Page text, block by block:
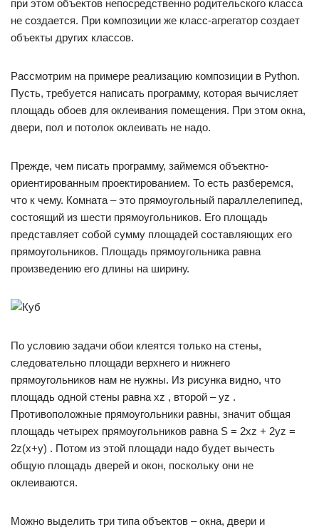
при этом объектов непосредственно родительского класса
не создается. При композиции же класс-агрегатор создает
объекты других классов.
Рассмотрим на примере реализацию композиции в Python.
Пусть, требуется написать программу, которая вычисляет
площадь обоев для оклеивания помещения. При этом окна,
двери, пол и потолок оклеивать не надо.
Прежде, чем писать программу, займемся объектно-
ориентированным проектированием. То есть разберемся,
что к чему. Комната – это прямоугольный параллелепипед,
состоящий из шести прямоугольников. Его площадь
представляет собой сумму площадей составляющих его
прямоугольников. Площадь прямоугольника равна
произведению его длины на ширину.
По условию задачи обои клеятся только на стены,
следовательно площади верхнего и нижнего
прямоугольников нам не нужны. Из рисунка видно, что
площадь одной стены равна xz , второй – уz .
Противоположные прямоугольники равны, значит общая
площадь четырех прямоугольников равна S = 2xz + 2уz =
2z(x+y) . Потом из этой площади надо будет вычесть
общую площадь дверей и окон, поскольку они не
оклеиваются.
Можно выделить три типа объектов – окна, двери и